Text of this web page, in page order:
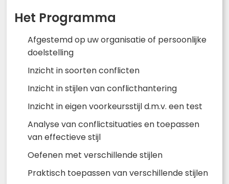
Het Programma
Afgestemd op uw organisatie of persoonlijke
doelstelling
Inzicht in soorten conflicten
Inzicht in stijlen van conflicthantering
Inzicht in eigen voorkeursstijl d.m.v. een test
Analyse van conflictsituaties en toepassen
van effectieve stijl
Oefenen met verschillende stijlen
Praktisch toepassen van verschillende stijlen